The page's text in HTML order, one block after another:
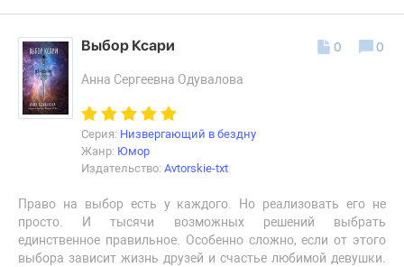
Выбор Ксари
Анна Сергеевна Одувалова
Серия: Низвергающий в бездну
Жанр: Юмор
Издательство: Avtorskie-txt
Право на выбор есть у каждого. Но реализовать его не
просто. И тысячи возможных решений выбрать
единственное правильное. Особенно сложно, если от этого
выбора зависит жизнь друзей и счастье любимой девушки.
0 0